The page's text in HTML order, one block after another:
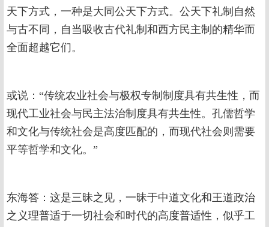
天下方式，一种是大同公天下方式。公天下礼制自然
与古不同，自当吸收古代礼制和西方民主制的精华而
全面超越它们。
或说：“传统农业社会与极权专制制度具有共生性，而
现代工业社会与民主法治制度具有共生性。孔儒哲学
和文化与传统社会是高度匹配的，而现代社会则需要
平等哲学和文化。”
东海答：这是三昧之见，一昧于中道文化和王道政治
之义理普适于一切社会和时代的高度普适性，似乎工